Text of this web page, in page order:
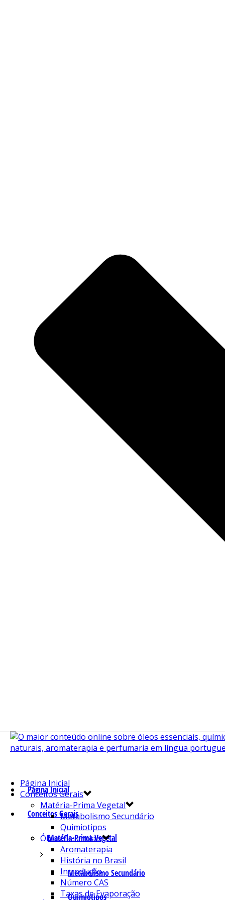
Página Inicial
Conceitos Gerais
Matéria-Prima Vegetal
Metabolismo Secundário
Quimiotipos
Página Inicial
Conceitos Gerais
Matéria-Prima Vegetal
Metabolismo Secundário
Quimiotipos
Óleos Essenciais
Aromaterapia
História no Brasil
Introdução
Número CAS
Taxas de Evaporação